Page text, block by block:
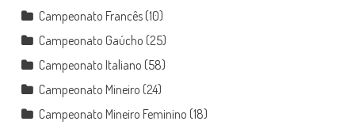
Campeonato Francês(10)
Campeonato Gaúcho (25)
Campeonato Italiano (58)
Campeonato Mineiro (24)
Campeonato Mineiro Feminino (18)